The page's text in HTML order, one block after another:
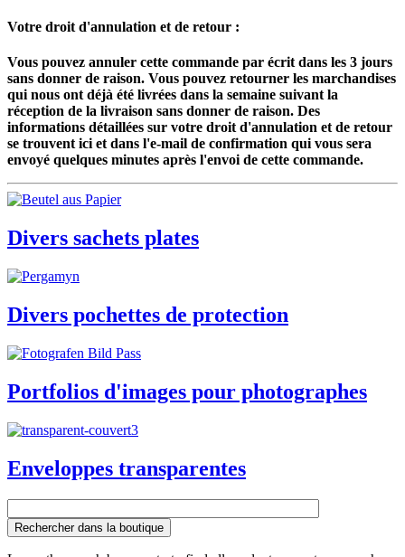
Votre droit d'annulation et de retour :
Vous pouvez annuler cette commande par écrit dans les 3 jours
sans donner de raison. Vous pouvez retourner les marchandises
qui nous ont déjà été livrées dans la semaine suivant la
réception de la livraison sans donner de raison. Des
informations détaillées sur votre droit d'annulation et de retour
se trouvent ici et dans l'e-mail de confirmation qui vous sera
envoyé quelques minutes après l'envoi de cette commande.
Divers sachets plates
Divers pochettes de protection
Portfolios d'images pour photographes
Enveloppes transparentes
Rechercher dans la boutique